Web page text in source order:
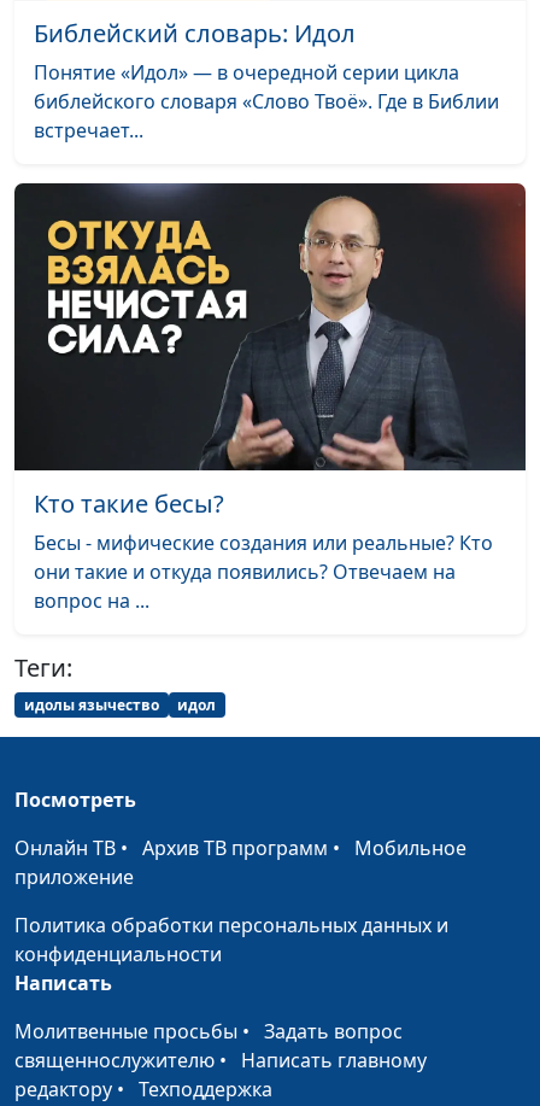
Библейский словарь: Освятить
Библейский словарь: Суббота #58
Библейский словарь: Владычествовать
Библейский словарь: Благословить
Библейский словарь: Прилепиться
Библейский словарь: Женщина
Библейский словарь: Мужчина
Библейский словарь: Плоть
Библейский словарь: Дух
Библейский словарь: Душа #49
Библейский словарь: Человек
Библейский словарь: Дерево познания
добра и зла
Библейский словарь: Дерево жизни #46
Библейский словарь: Море
Библейский словарь: Твердь
Библейский словарь: Свет
Библейский словарь: Тьма
Библейский словарь: Земля
Библейский словарь: Неизменный
Библейский словарь: Идол
Понятие «Идол» — в очередной серии цикла
библейского словаря «Слово Твоё». Где в Библии
встречает...
Кто такие бесы?
Бесы - мифические создания или реальные? Кто
они такие и откуда появились? Отвечаем на
вопрос на ...
Теги:
идолы язычество идол
Посмотреть
Онлайн ТВ • Архив ТВ программ • Мобильное
приложение
Политика обработки персональных данных и
конфиденциальности
Написать
Молитвенные просьбы • Задать вопрос
священнослужителю • Написать главному
редактору • Техподдержка